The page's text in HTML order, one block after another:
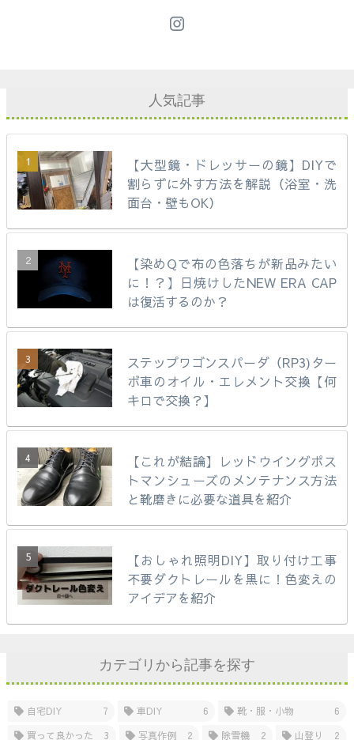
人気記事
【大型鏡・ドレッサーの鏡】DIYで
割らずに外す方法を解説（浴室・洗
面台・壁もOK）
【染めQで布の色落ちが新品みたい
に！？】日焼けしたNEW ERA CAP
は復活するのか？
ステップワゴンスパーダ（RP3)ター
ボ車のオイル・エレメント交換【何
キロで交換？】
【これが結論】レッドウイングポス
トマンシューズのメンテナンス方法
と靴磨きに必要な道具を紹介
【おしゃれ照明DIY】取り付け工事
不要ダクトレールを黒に！色変えの
アイデアを紹介
カテゴリから記事を探す
自宅DIY 7 車DIY 6 靴・服・小物
6
買って良かった
3 写真作例 2 除雪機 2 山登り 2